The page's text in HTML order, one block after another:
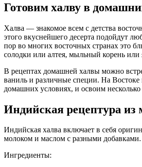
Готовим халву в
Халва — знакомое всем с детства
этого вкуснейшего десерта подойдут
пор во многих восточных странах это
солодки или алтея, мыльный корень
В рецептах домашней халвы можно
ваниль и различные специи. На Востоке
домашних условиях, и освоим
Индийская рецептура из
Индийская халва включает в себя
молоком и маслом с разными
Ингредиенты: